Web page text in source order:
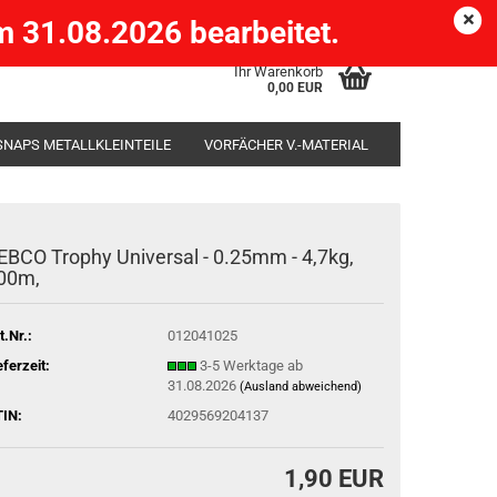
) Kundenlogin
Ihr Warenkorb
0,00 EUR
31.08.2026 bearbeitet.
METALLKLEINTEILE VORFÄCHER V.-MATERIAL
Trophy Universal - 0.25mm - 4,7kg,
012041025
3-5 Werktage ab
31.08.2026 (Ausland abweichend)
4029569204137
1,90 EUR